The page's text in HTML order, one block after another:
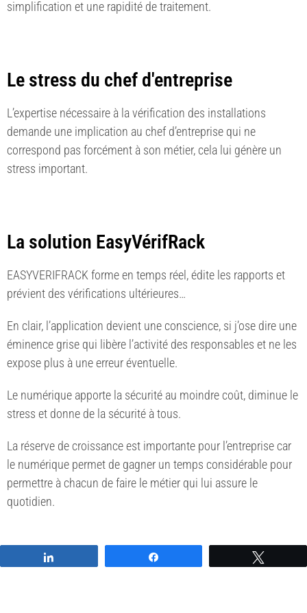
simplification et une rapidité de traitement.
Le stress du chef d'entreprise
L’expertise nécessaire à la vérification des installations
demande une implication au chef d’entreprise qui ne
correspond pas forcément à son métier, cela lui génère un
stress important.
La solution EasyVérifRack
EASYVERIFRACK forme en temps réel, édite les rapports et
prévient des vérifications ultérieures…
En clair, l’application devient une conscience, si j’ose dire une
éminence grise qui libère l’activité des responsables et ne les
expose plus à une erreur éventuelle.
Le numérique apporte la sécurité au moindre coût, diminue le
stress et donne de la sécurité à tous.
La réserve de croissance est importante pour l’entreprise car
le numérique permet de gagner un temps considérable pour
permettre à chacun de faire le métier qui lui assure le
quotidien.